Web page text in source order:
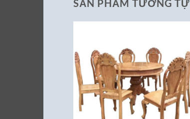
SẢN PHẨM TƯƠNG TỰ